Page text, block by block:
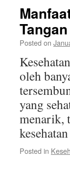
Posted on
oleh
yang
menarik,
Posted in